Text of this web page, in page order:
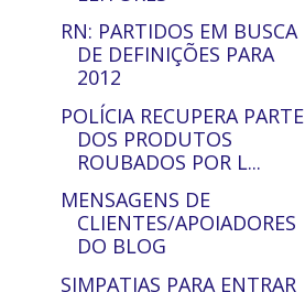
RN: PARTIDOS EM BUSCA
DE DEFINIÇÕES PARA
2012
POLÍCIA RECUPERA PARTE
DOS PRODUTOS
ROUBADOS POR L...
MENSAGENS DE
CLIENTES/APOIADORES
DO BLOG
SIMPATIAS PARA ENTRAR